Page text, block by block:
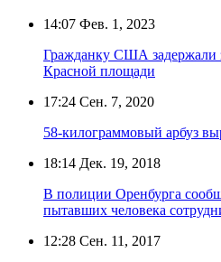
14:07 Фев. 1, 2023
Гражданку США задержали
Красной площади
17:24 Сен. 7, 2020
58-килограммовый арбуз
18:14 Дек. 19, 2018
В полиции Оренбурга
пытавших человека
12:28 Сен. 11, 2017